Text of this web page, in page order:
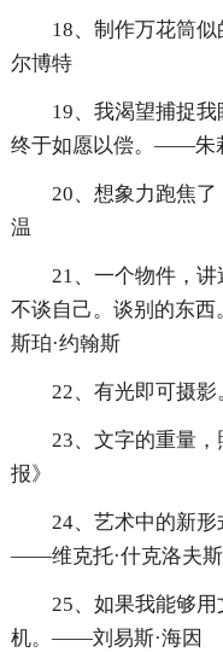
18、制作万花筒
尔博特
19、我渴望捕捉我
终于如愿以偿。——朱
20、想象力跑焦
温
21、一个物件，讲
不谈自己。谈别的东
斯珀·约翰斯
22、有光即可摄
23、文字的重量
报》
24、艺术中的新形
——维克托·什克洛夫
25、如果我能够
机。——刘易斯·海因